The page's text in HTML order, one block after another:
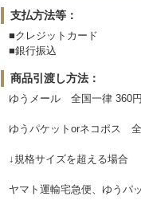
支払方法等：
■クレジットカード
■銀行振込
商品引渡し方法：
ゆうメール 全国一律 360円
ゆうパケットorネコポス
↓規格サイズを超える場合
ヤマト運輸宅急便、ゆう